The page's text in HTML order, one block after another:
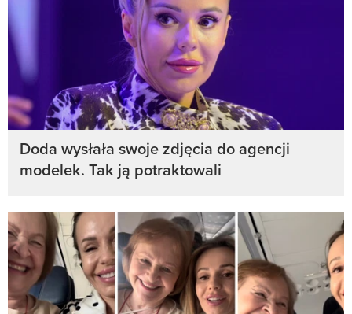
Doda wysłała swoje zdjęcia do agencji
modelek. Tak ją potraktowali